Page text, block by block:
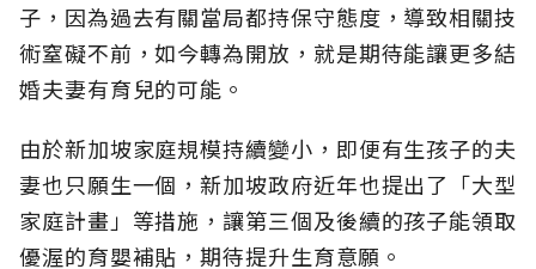
子，因為過去有關當局都持保守態度，導致相關技
術窒礙不前，如今轉為開放，就是期待能讓更多結
婚夫妻有育兒的可能。
由於新加坡家庭規模持續變小，即便有生孩子的夫
妻也只願生一個，新加坡政府近年也提出了「大型
家庭計畫」等措施，讓第三個及後續的孩子能領取
優渥的育嬰補貼，期待提升生育意願。